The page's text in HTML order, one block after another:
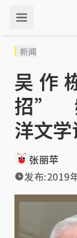
新闻
吴作
招”
洋文
张丽苹
发布:2019